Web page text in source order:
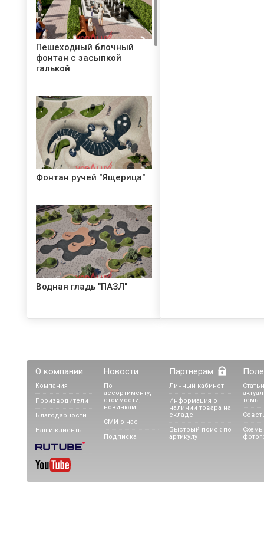
Пешеходный блочный
фонтан с засыпкой
галькой
Фонтан ручей "Ящерица"
Водная гладь "ПАЗЛ"
Проект водопада по
стеклу для оформления
офиса
О компании
Компания
Производители
Благодарности
Наши клиенты
Новости
По
ассортименту,
стоимости,
новинкам
СМИ о нас
Подписка
Партнерам
Личный кабинет
Информация о
наличии товара на
складе
Быстрый поиск по
артикулу
темы